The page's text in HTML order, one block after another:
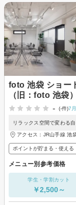
foto 池袋 ショー
（旧：foto 池袋）
-
(-件)7
リラックス空間で変わる
アクセス：JR山手線 池
ポイントが貯まる・使える
メニュー別参考価格
学生・学割カット
￥2,500～